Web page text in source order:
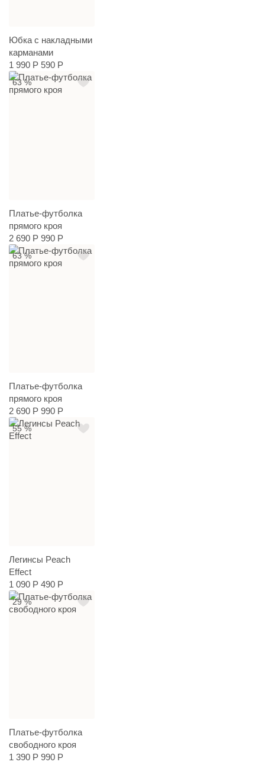
Юбка с накладными
карманами
1 990 Р 590 Р
63 %
Платье-футболка
прямого кроя
2 690 Р 990 Р
63 %
Платье-футболка
прямого кроя
2 690 Р 990 Р
55 %
Легинсы Peach
Effect
1 090 Р 490 Р
29 %
Платье-футболка
свободного кроя
1 390 Р 990 Р